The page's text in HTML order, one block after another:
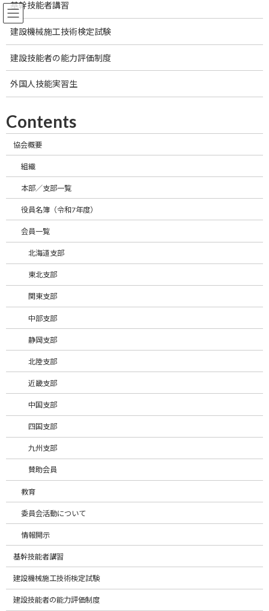
コ
ン
ナ
ビ
トップページ 協会概要 本部／支部一覧
地下鉄上野駅 徒歩5分、JR上野駅 徒歩10分
〒110－0005　東京都台東区上野6丁目16番17号 朝日生命上野昭
和通ビル９階
支部一覧
北海
道支
部
27-1-5 大東工業(株)内
TEL 011-641-1411 FAX 011-631-9745
東北
〒013-0036 秋田県横手市駅前町13-8 創
基幹技能者講習
建設機械施工技術検定試験
建設技能者の能力評価制度
外国人技能実習生
Contents
協会概要
組織
本部／支部一覧
役員名簿（令和7年度）
会員一覧
北海道支部
東北支部
関東支部
中部支部
静岡支部
北陸支部
近畿支部
中国支部
四国支部
九州支部
賛助会員
教育
委員会活動について
情報開示
基幹技能者講習
建設機械施工技術検定試験
建設技能者の能力評価制度